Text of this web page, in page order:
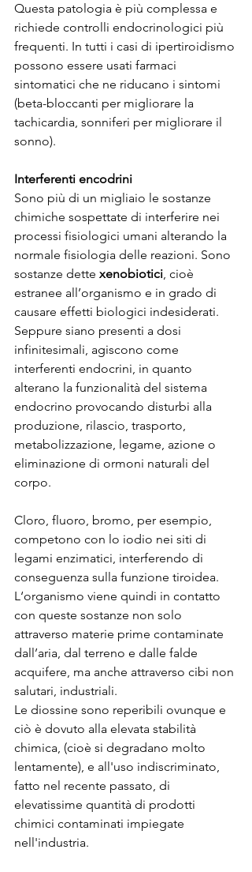
Questa patologia è più complessa e
richiede controlli endocrinologici più
frequenti. In tutti i casi di ipertiroidismo
possono essere usati farmaci
sintomatici che ne riducano i sintomi
(beta-bloccanti per migliorare la
tachicardia, sonniferi per migliorare il
sonno).
Interferenti encodrini
Sono più di un migliaio le sostanze
chimiche sospettate di interferire nei
processi fisiologici umani alterando la
normale fisiologia delle reazioni. Sono
sostanze dette xenobiotici, cioè
estranee all’organismo e in grado di
causare effetti biologici indesiderati.
Seppure siano presenti a dosi
infinitesimali, agiscono come
interferenti endocrini, in quanto
alterano la funzionalità del sistema
endocrino provocando disturbi alla
produzione, rilascio, trasporto,
metabolizzazione, legame, azione o
eliminazione di ormoni naturali del
corpo.
Cloro, fluoro, bromo, per esempio,
competono con lo iodio nei siti di
legami enzimatici, interferendo di
conseguenza sulla funzione tiroidea.
L‘organismo viene quindi in contatto
con queste sostanze non solo
attraverso materie prime contaminate
dall’aria, dal terreno e dalle falde
acquifere, ma anche attraverso cibi non
salutari, industriali.
Le diossine sono reperibili ovunque e
ciò è dovuto alla elevata stabilità
chimica, (cioè si degradano molto
lentamente), e all'uso indiscriminato,
fatto nel recente passato, di
elevatissime quantità di prodotti
chimici contaminati impiegate
nell'industria.